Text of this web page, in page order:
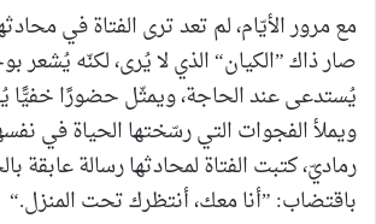
مع مرور الأيّام، لم تعد ترى الفتاة في
صار ذاك ”الكيان“ الذي لا يُرى، لكنّه يُشعر
يُستدعى عند الحاجة، ويمثّل حضورًا خفيًّا
ويملأ الفجوات التي رسّختها الحياة في
رماديّ، كتبت الفتاة لمحادثها رسالة عابقة
باقتضاب: ”أنا معك، أنتظرك تحت المنزل.“